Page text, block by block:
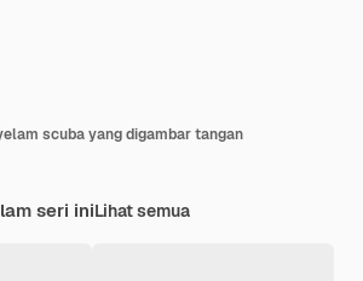
scuba yang digambar tangan
seri iniLihat semua